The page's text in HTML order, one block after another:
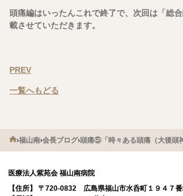
頭痛編はいったんこれで終了で、次回は「総
載させていただきます。
PREV
一覧へもどる
›福山南›会長ブログ›頭痛⑤「時々ある頭痛（大後頭
医療法人紫苑会 福山南病院
【住所】
〒720-0832 広島県福山市水呑町１９４７番